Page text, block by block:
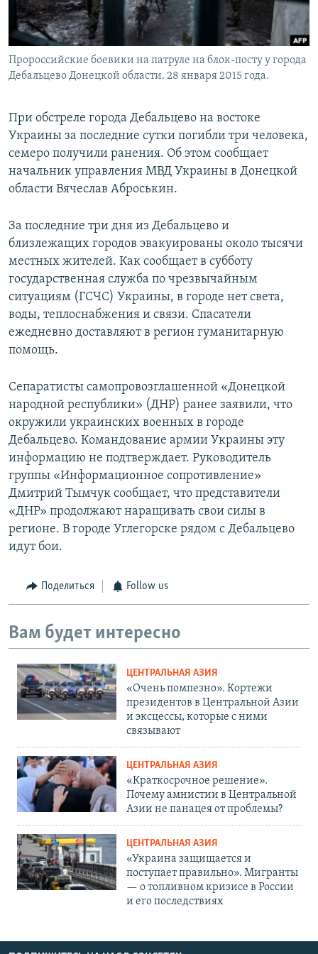
Пророссийские боевики на патруле на блок-посту у города
Дебальцево Донецкой области. 28 января 2015 года.
При обстреле города Дебальцево на востоке
Украины за последние сутки погибли три человека,
семеро получили ранения. Об этом сообщает
начальник управления МВД Украины в Донецкой
области Вячеслав Аброськин.
За последние три дня из Дебальцево и
близлежащих городов эвакуированы около тысячи
местных жителей. Как сообщает в субботу
государственная служба по чрезвычайным
ситуациям (ГСЧС) Украины, в городе нет света,
воды, теплоснабжения и связи. Спасатели
ежедневно доставляют в регион гуманитарную
помощь.
Сепаратисты самопровозглашенной «Донецкой
народной республики» (ДНР) ранее заявили, что
окружили украинских военных в городе
Дебальцево. Командование армии Украины эту
информацию не подтверждает. Руководитель
группы «Информационное сопротивление»
Дмитрий Тымчук сообщает, что представители
«ДНР» продолжают наращивать свои силы в
регионе. В городе Углегорске рядом с Дебальцево
идут бои.
Поделиться Follow us
Вам будет интересно
ЦЕНТРАЛЬНАЯ АЗИЯ
«Очень помпезно». Кортежи
президентов в Центральной Азии
и эксцессы, которые с ними
связывают
ЦЕНТРАЛЬНАЯ АЗИЯ
«Краткосрочное решение».
Почему амнистии в Центральной
Азии не панацея от проблемы?
ЦЕНТРАЛЬНАЯ АЗИЯ
«Украина защищается и
поступает правильно». Мигранты
— о топливном кризисе в России
и его последствиях